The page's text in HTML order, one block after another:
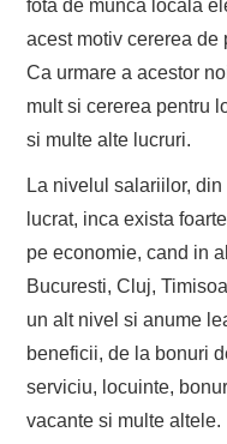
fota de munca locala
acest motiv cererea
Ca urmare a acestor
mult si cererea pentru
si multe alte lucruri.
La nivelul salariilor,
lucrat, inca exista
pe economie, cand in
Bucuresti, Cluj,
un alt nivel si anume
beneficii, de la bonuri
serviciu, locuinte,
vacante si multe altele.